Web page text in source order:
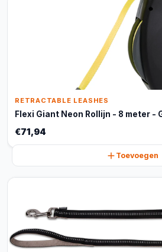
RETRACTABLE LEASHES
Flexi Giant Neon Rollijn - 8 meter -
€71,94
Toevoegen